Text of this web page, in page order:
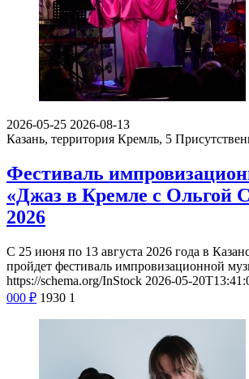
2026-05-25 2026-08-13
Казань, территория Кремль, 5
Фестиваль
«Джаз в Кремле с Ольгой
2026
С 25 июня по 13 августа 2026 года в
пройдет фестиваль импровизационной
https://schema.org/InStock 2026-05-
000 ₽ 1930 1